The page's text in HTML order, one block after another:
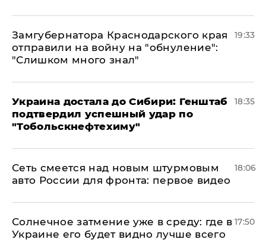
Замгубернатора Краснодарского края
отправили на войну на "обнуление":
"Слишком много знал"
19:33
Украина достала до Сибири: Генштаб
подтвердил успешный удар по
"Тобольскнефтехиму"
18:35
Сеть смеется над новым штурмовым
авто России для фронта: первое видео
18:06
​Солнечное затмение уже в среду: где в
Украине его будет видно лучше всего
17:50